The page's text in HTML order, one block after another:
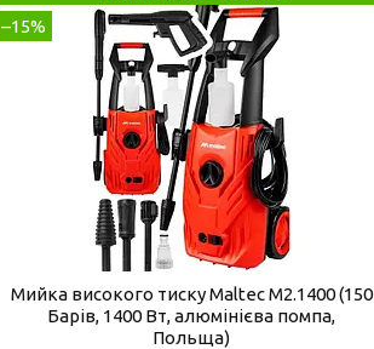
–15%
Мийка високого тиску Maltec M2.1400 (150
Барів, 1400 Вт, алюмінієва помпа,
Польща)